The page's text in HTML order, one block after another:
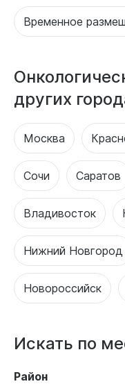
Временное
других
Москва
Сочи Саратов
Владивосток
Нижний Новгород
Новороссийск
Искать по
Район